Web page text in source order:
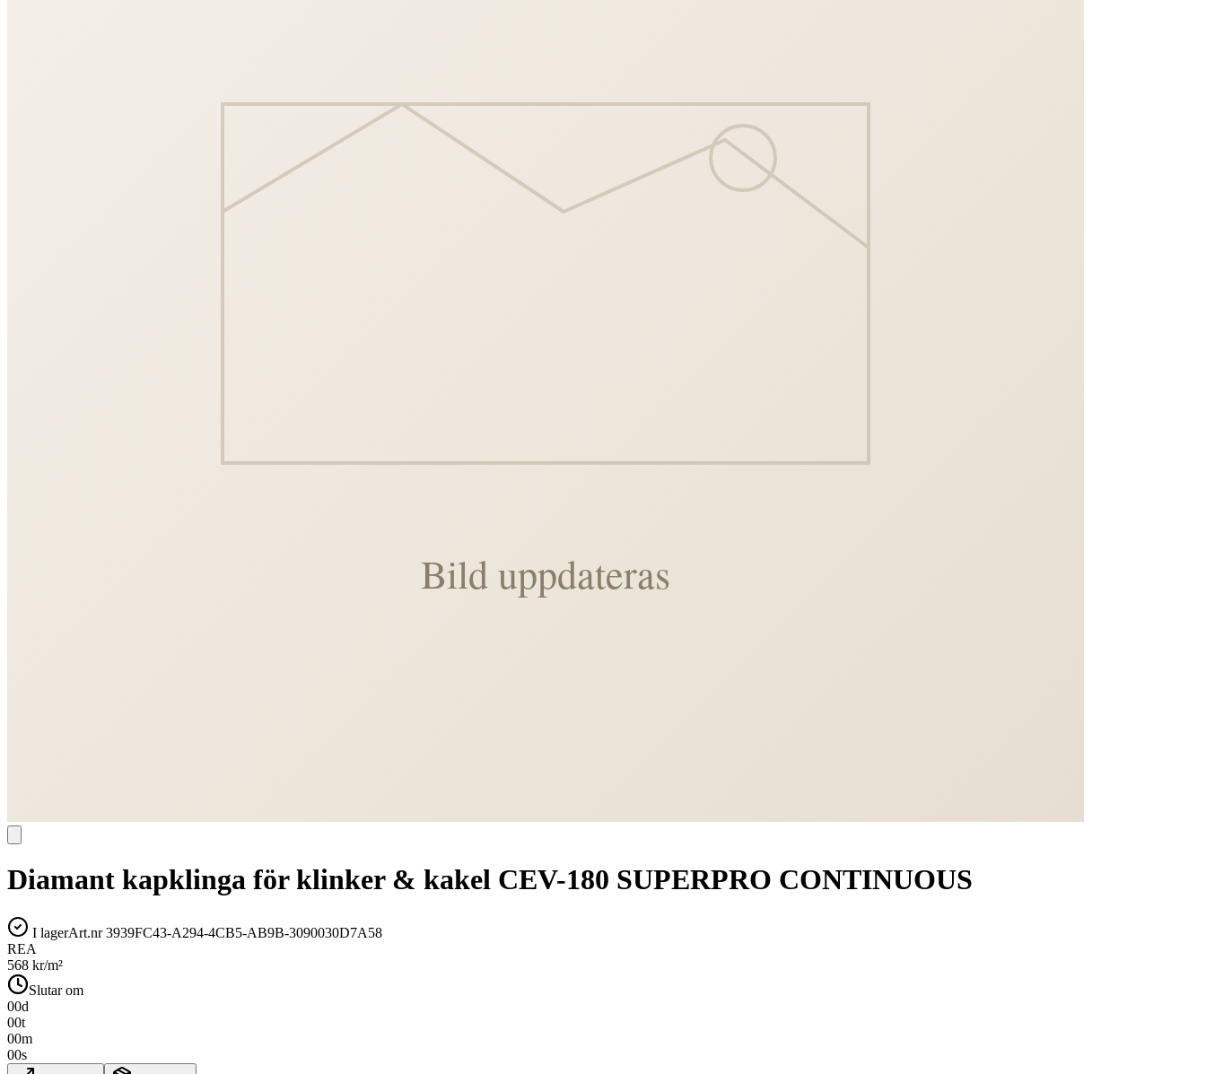
Diamant kapklinga för klinker & kakel CEV-180 SUPERPRO CONTINUOUS
I lagerArt.nr3939FC43-A294-4CB5-AB9B-3090030D7A58
REA
568 kr/m²
Slutar om
00d
00t
00m
00s